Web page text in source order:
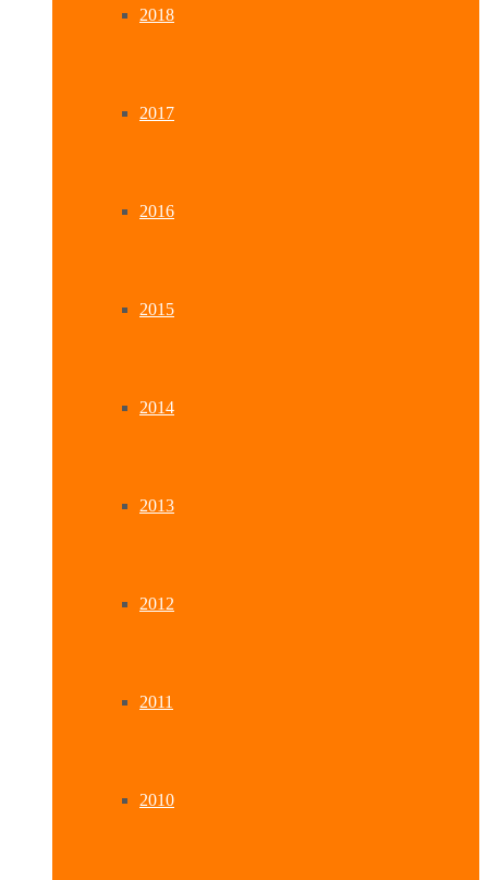
2018
2017
2016
2015
2014
2013
2012
2011
2010